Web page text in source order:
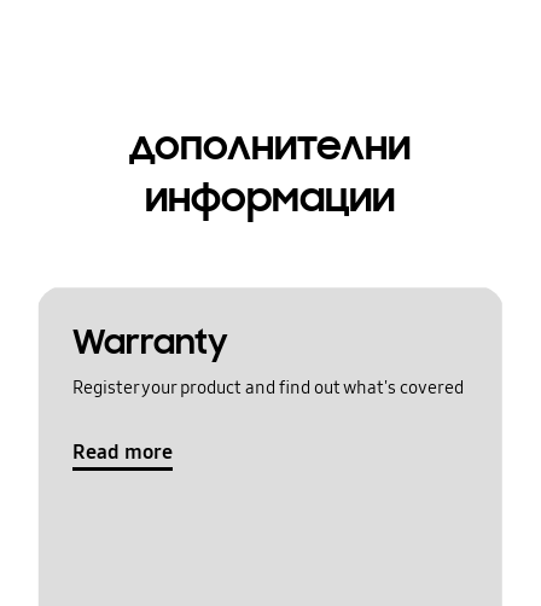
дополнителни
информации
Warranty
Register your product and find out what's covered
Read more